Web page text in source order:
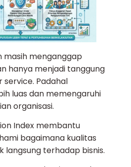
masih menganggap
hanya menjadi tanggung
Padahal
luas dan memengaruhi
organisasi.
Index membantu
bagaimana kualitas
langsung terhadap bisnis.